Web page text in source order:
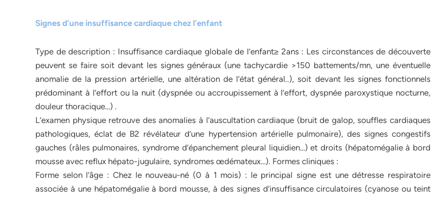
Signes d’une insuffisance cardiaque chez l’enfant
Type de description : Insuffisance cardiaque globale de l’enfant≥ 2ans : Les circonstances de découverte
peuvent se faire soit devant les signes généraux (une tachycardie >150 battements/mn, une éventuelle
anomalie de la pression artérielle, une altération de l’état général..), soit devant les signes fonctionnels
prédominant à l’effort ou la nuit (dyspnée ou accroupissement à l’effort, dyspnée paroxystique nocturne,
douleur thoracique…) .
L’examen physique retrouve des anomalies à l’auscultation cardiaque (bruit de galop, souffles cardiaques
pathologiques, éclat de B2 révélateur d’une hypertension artérielle pulmonaire), des signes congestifs
gauches (râles pulmonaires, syndrome d’épanchement pleural liquidien…) et droits (hépatomégalie à bord
mousse avec reflux hépato-jugulaire, syndromes œdémateux…). Formes cliniques :
Forme selon l’âge : Chez le nouveau-né (0 à 1 mois) : le principal signe est une détresse respiratoire
associée à une hépatomégalie à bord mousse, à des signes d’insuffisance circulatoires (cyanose ou teint